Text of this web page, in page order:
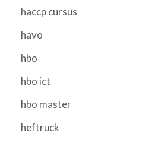
haccp cursus
havo
hbo
hbo ict
hbo master
heftruck